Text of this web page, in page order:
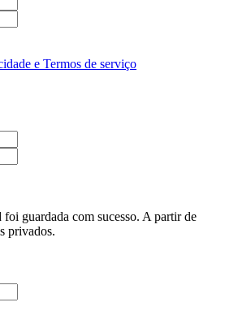
e Termos de serviço
foi guardada com sucesso. A partir de
privados.